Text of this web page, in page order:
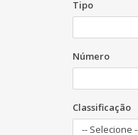
Tipo
Número
Classificação
-- Selecione